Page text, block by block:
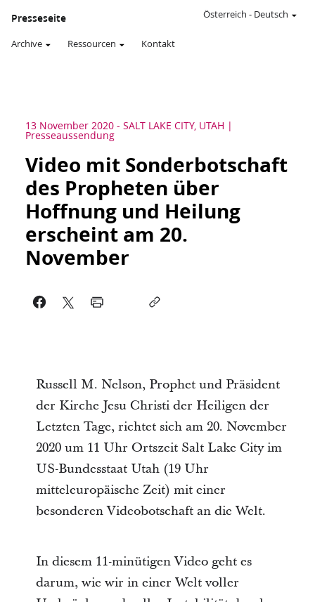
Presseseite
Archive Ressourcen Kontakt
Österreich - Deutsch
13 November 2020 - SALT LAKE CITY, UTAH
Presseaussendung
Video mit Sonderbotschaft
des Propheten über
Hoffnung und Heilung
erscheint am 20.
November
Russell M. Nelson, Prophet und Präsident
der Kirche Jesu Christi der Heiligen der
Letzten Tage, richtet sich am 20. November
2020 um 11 Uhr Ortszeit Salt Lake City im
US-Bundesstaat Utah (19 Uhr
mitteleuropäische Zeit) mit einer
besonderen Videobotschaft an die Welt.
In diesem 11-minütigen Video geht es
darum, wie wir in einer Welt voller